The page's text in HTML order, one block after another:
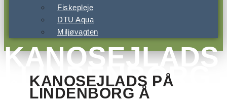
Fiskepleje
DTU Aqua
Miljøvagten
KANOSEJLADS
I LINDENBORG
KANOSEJLADS PÅ
LINDENBORG Å